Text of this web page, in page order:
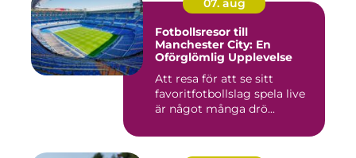
07. aug
Fotbollsresor till
Manchester City: En
Oförglömlig Upplevelse
Att resa för att se sitt
favoritfotbollslag spela live
är något många drö...